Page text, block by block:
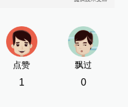
点赞
1
飘过
0